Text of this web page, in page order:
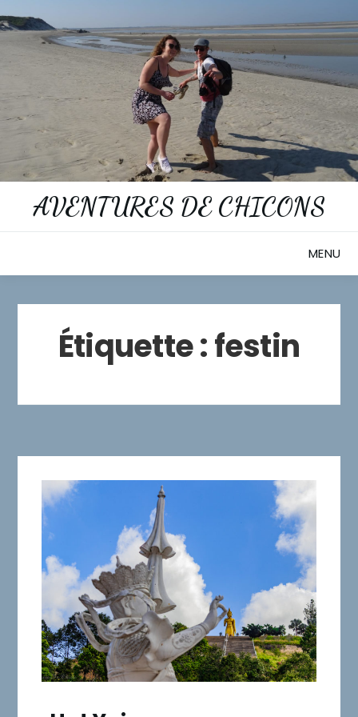
to
content
AVENTURES DE CHICONS
MENU
Étiquette :festin